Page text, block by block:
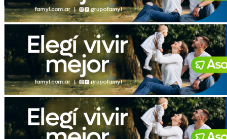
No Result
View All Result